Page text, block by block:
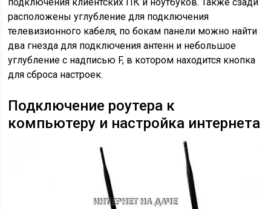
расположены углубление для подключения
телевизионного кабеля, по бокам панели можно найти
два гнезда для подключения антенн и небольшое
углубление с надписью F, в котором находится кнопка
для сброса настроек.
Подключение роутера к
компьютеру и настройка интернета